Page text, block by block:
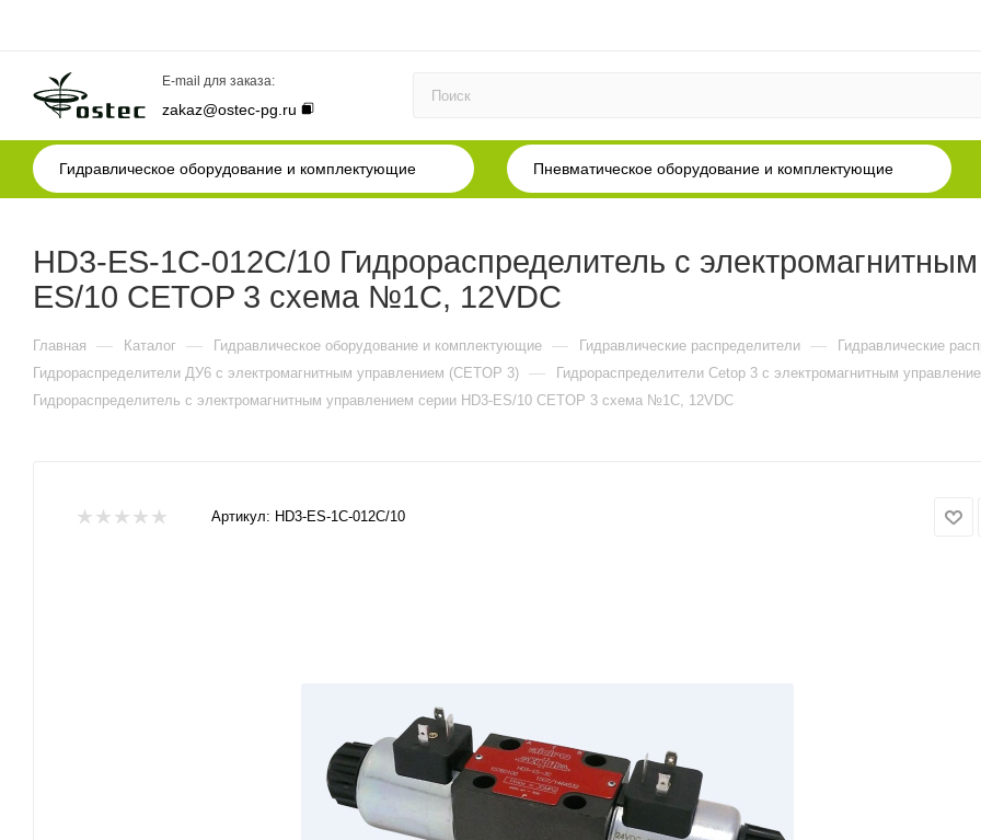
E-mail для заказа:
zakaz@ostec-pg.ru
Гидравлическое оборудование и комплектующие Пневматическое оборудование и комплектующие
HD3-ES-1C-012C/10 Гидрораспределитель с
ES/10 CETOP 3 схема №1C, 12VDC
Главная — Каталог — Гидравлическое оборудование и комплектующие — Гидравлические распределители —
Гидравлические
Гидрораспределители ДУ6 с электромагнитным управлением (CETOP 3) —
Гидрораспределители Cetop 3 c электромагнитным
Гидрораспределитель с электромагнитным управлением серии HD3-ES/10 CETOP 3 схема №1C, 12VDC
Артикул: HD3-ES-1C-012C/10